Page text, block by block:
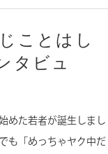
ことはし
タビュ
めた若者が誕生しまし
も「めっちゃヤク中だ